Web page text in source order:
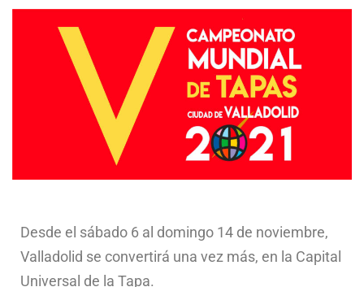
Desde el sábado 6 al domingo 14 de noviembre,
Valladolid se convertirá una vez más, en la Capital
Universal de la Tapa.